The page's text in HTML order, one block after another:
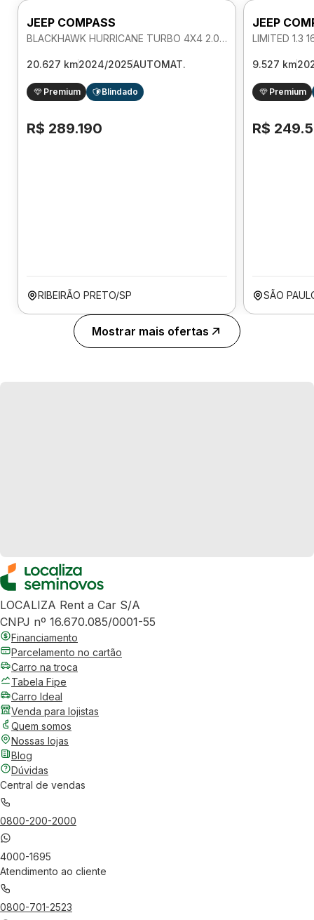
JEEP COMPASS
BLACKHAWK HURRICANE TURBO 4X4 2.0 AUTOMATICO
20.627 km2024/2025AUTOMAT.
Premium Blindado
R$ 289.190
RIBEIRÃO PRETO/SP
JEEP
9.527 km
Premium
R$
SÃO
Mostrar mais ofertas
LOCALIZA Rent a Car S/A
CNPJ nº 16.670.085/0001-55
Financiamento
Parcelamento no cartão
Carro na troca
Tabela Fipe
Carro Ideal
Venda para lojistas
Quem somos
Nossas lojas
Blog
Dúvidas
Central de vendas
0800-200-2000
4000-1695
Atendimento ao cliente
0800-701-2523